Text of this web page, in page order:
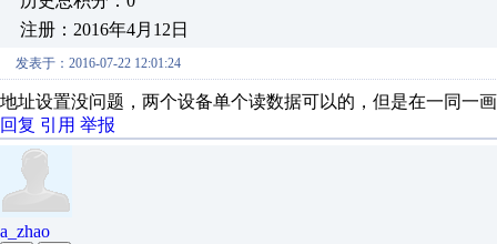
注册：2016年4月12日
发表于：2016-07-22 12:01:24
地址设置没问题，两个设备单个读数据可以的，但是在一同一
回复 引用 举报
a_zhao